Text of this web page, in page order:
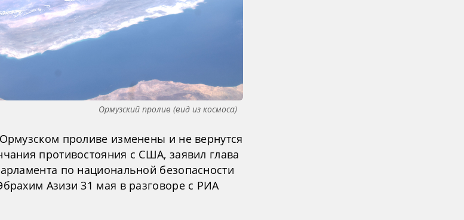
Ормузский пролив (вид из космоса)
проливе изменены и не вернутся
противостояния с США, заявил глава
по национальной безопасности
Азизи 31 мая в разговоре с РИА